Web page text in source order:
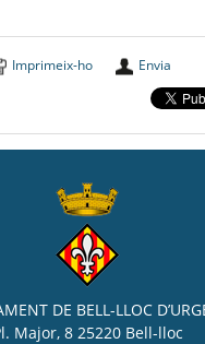
Imprimeix-ho Envia
DE BELL-LLOC
Major, 8 25220 Bell-lloc